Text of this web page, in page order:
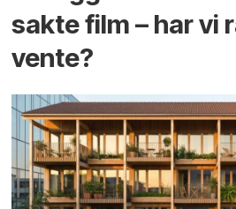
sakte film – har vi
vente?